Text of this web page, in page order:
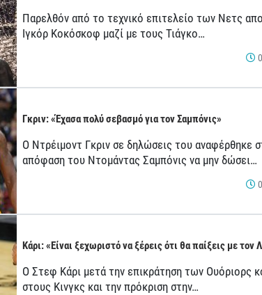
Παρελθόν από το τεχνικό επιτελείο των Νετς
Ιγκόρ Κοκόσκοφ μαζί με τους Τιάγκο…
Γκριν: «Έχασα πολύ σεβασμό για τον Σαμπόνις»
Ο Ντρέιμοντ Γκριν σε δηλώσεις του αναφέρθηκε
απόφαση του Ντομάντας Σαμπόνις να μην δώσει…
Κάρι: «Είναι ξεχωριστό να ξέρεις ότι θα παίξεις με τον
Ο Στεφ Κάρι μετά την επικράτηση των Ουόριορς
στους Κινγκς και την πρόκριση στην…